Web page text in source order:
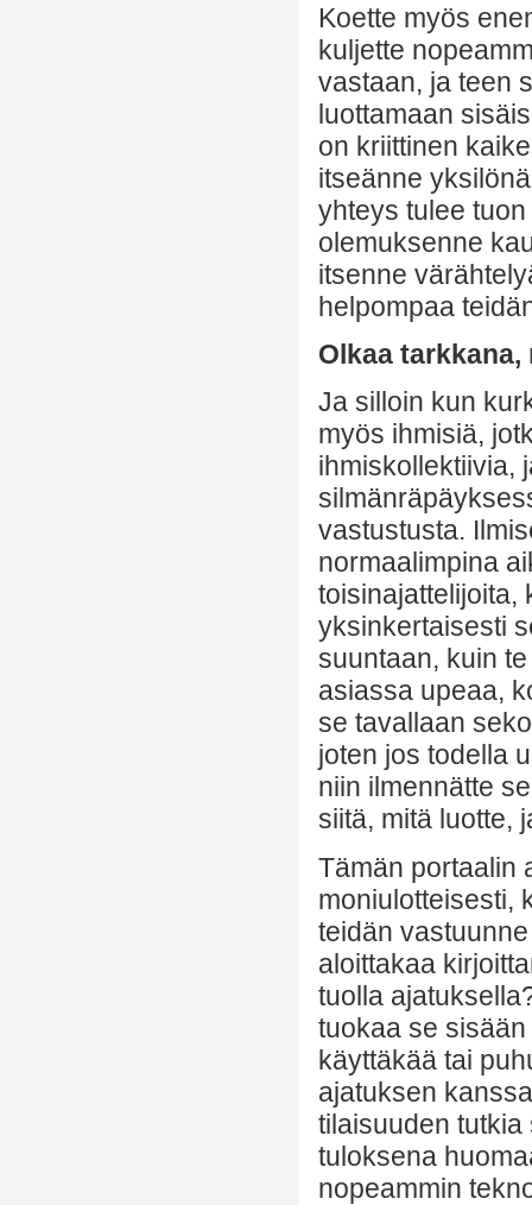
Koette myös
kuljette
vastaan, ja teen
luottamaan
on kriittinen
itseänne
yhteys tulee
olemuksenne
itsenne
helpompaa
Olkaa
Ja silloin kun
myös ihmisiä,
ihmiskollektiivia,
vastustusta.
normaalimpina
toisinajattelijoita,
yksinkertaisesti
suuntaan, kuin
asiassa upeaa,
se tavallaan
joten jos todella
niin ilmennätte
siitä, mitä luotte,
Tämän portaalin
moniulotteisesti,
teidän
aloittakaa
tuolla
tuokaa se
käyttäkää tai
ajatuksen
tilaisuuden
tuloksena
nopeammin